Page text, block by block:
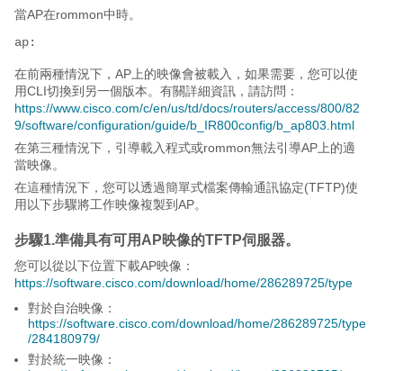
當AP在rommon中時。
ap:
在前兩種情況下，AP上的映像會被載入，如果需要，您可以使
用CLI切換到另一個版本。有關詳細資訊，請訪問：
https://www.cisco.com/c/en/us/td/docs/routers/access/800/82
9/software/configuration/guide/b_IR800config/b_ap803.html
在第三種情況下，引導載入程式或rommon無法引導AP上的適
當映像。
在這種情況下，您可以透過簡單式檔案傳輸通訊協定(TFTP)使
用以下步驟將工作映像複製到AP。
步驟1.準備具有可用AP映像的TFTP伺服器。
您可以從以下位置下載AP映像：
https://software.cisco.com/download/home/286289725/type
對於自治映像：
https://software.cisco.com/download/home/286289725/type
/284180979/
對於統一映像：